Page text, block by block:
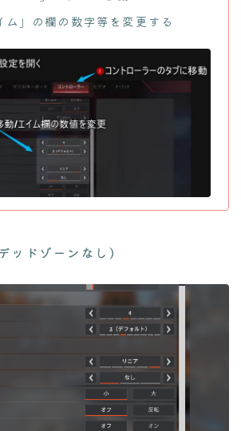
ム」の欄の数字等を変更する
ッドゾーンなし）